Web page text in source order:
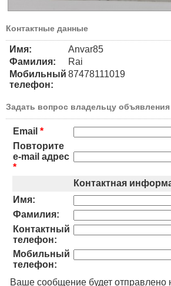
Контактные данные
Имя:
Anvar85
Фамилия:
Rai
Мобильный
телефон:
87478111019
Задать вопрос владельцу объявления
Email *
Повторите
e-mail адрес
*
Контактная
Имя:
Фамилия:
Контактный
телефон:
Мобильный
телефон:
Ваше сообщение будет отправлено